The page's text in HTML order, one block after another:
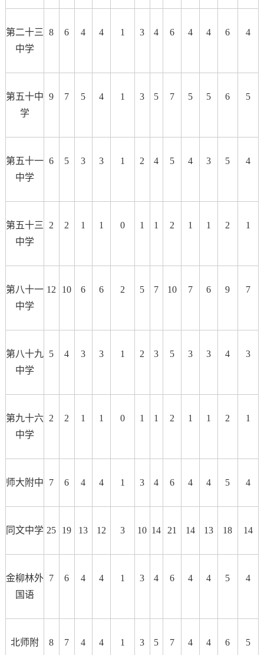
第二十三
中学
8 6 4 4 1 3 4 6 4 4 6 4
第五十中
学
9 7 5 4 1 3 5 7 5 5 6 5
第五十一
中学
6 5 3 3 1 2 4 5 4 3 5 4
第五十三
中学
2 2 1 1 0 1 1 2 1 1 2 1
第八十一
中学
12 10 6 6 2 5 7 10 7 6 9 7
第八十九
中学
5 4 3 3 1 2 3 5 3 3 4 3
第九十六
中学
2 2 1 1 0 1 1 2 1 1 2 1
师大附中 7 6 4 4 1 3 4 6 4 4 5 4
同文中学 25 19 13 12 3 10 14 21 14 13 18 14
金柳林外
国语
7 6 4 4 1 3 4 6 4 4 5 4
北师附 8 7 4 4 1 3 5 7 4 4 6 5